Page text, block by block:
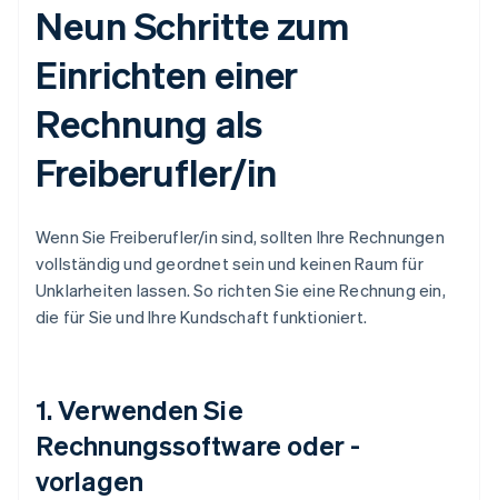
Neun Schritte zum
Einrichten einer
Rechnung als
Freiberufler/in
Wenn Sie Freiberufler/in sind, sollten Ihre Rechnungen
vollständig und geordnet sein und keinen Raum für
Unklarheiten lassen. So richten Sie eine Rechnung ein,
die für Sie und Ihre Kundschaft funktioniert.
1. Verwenden Sie
Rechnungssoftware oder -
vorlagen